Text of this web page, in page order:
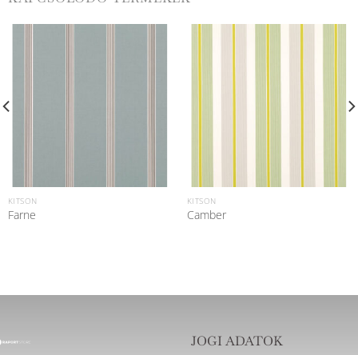
KITSON
Farne
KITSON
Camber
JOGI ADATOK